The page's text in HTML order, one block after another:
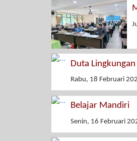
Duta Lingkungan
Rabu, 18 Februari
Belajar Mandiri
Senin, 16 Februari